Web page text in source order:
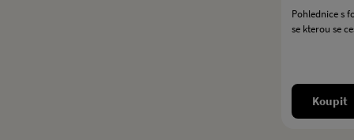
Pohlednice s
se kterou se
Koupit